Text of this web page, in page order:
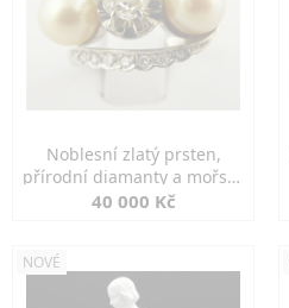
Noblesní zlatý prsten,
přírodní diamanty a mořské
perly
40 000 Kč
NOVÉ